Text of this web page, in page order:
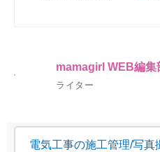
mamagirl WEB編集
ライター
電気工事の施工管理/写